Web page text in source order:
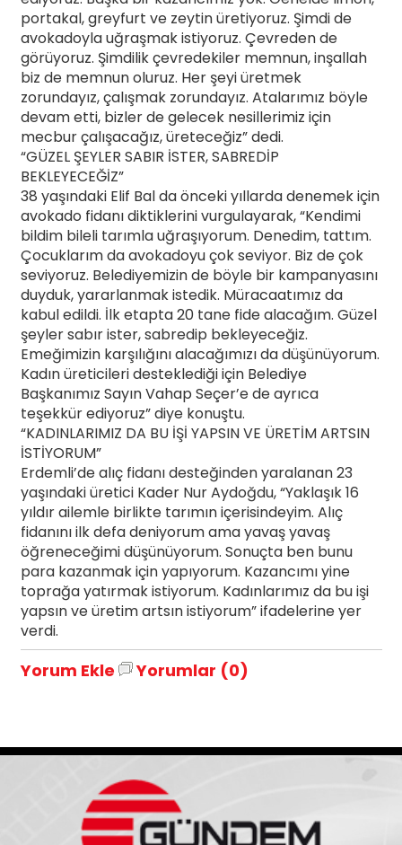
portakal, greyfurt ve zeytin üretiyoruz. Şimdi de
avokadoyla uğraşmak istiyoruz. Çevreden de
görüyoruz. Şimdilik çevredekiler memnun, inşallah
biz de memnun oluruz. Her şeyi üretmek
zorundayız, çalışmak zorundayız. Atalarımız böyle
devam etti, bizler de gelecek nesillerimiz için
mecbur çalışacağız, üreteceğiz” dedi.
“GÜZEL ŞEYLER SABIR İSTER, SABREDİP
BEKLEYECEĞİZ”
38 yaşındaki Elif Bal da önceki yıllarda denemek için
avokado fidanı diktiklerini vurgulayarak, “Kendimi
bildim bileli tarımla uğraşıyorum. Denedim, tattım.
Çocuklarım da avokadoyu çok seviyor. Biz de çok
seviyoruz. Belediyemizin de böyle bir kampanyasını
duyduk, yararlanmak istedik. Müracaatımız da
kabul edildi. İlk etapta 20 tane fide alacağım. Güzel
şeyler sabır ister, sabredip bekleyeceğiz.
Emeğimizin karşılığını alacağımızı da düşünüyorum.
Kadın üreticileri desteklediği için Belediye
Başkanımız Sayın Vahap Seçer’e de ayrıca
teşekkür ediyoruz” diye konuştu.
“KADINLARIMIZ DA BU İŞİ YAPSIN VE ÜRETİM ARTSIN
İSTİYORUM”
Erdemli’de alıç fidanı desteğinden yaralanan 23
yaşındaki üretici Kader Nur Aydoğdu, “Yaklaşık 16
yıldır ailemle birlikte tarımın içerisindeyim. Alıç
fidanını ilk defa deniyorum ama yavaş yavaş
öğreneceğimi düşünüyorum. Sonuçta ben bunu
para kazanmak için yapıyorum. Kazancımı yine
toprağa yatırmak istiyorum. Kadınlarımız da bu işi
yapsın ve üretim artsın istiyorum” ifadelerine yer
verdi.
Yorum Ekle Yorumlar (0)